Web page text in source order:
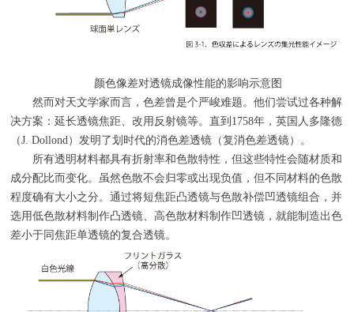
颜色像差对透镜成像性能的影响示意图
然而对天文学家而言，色差曾是个严峻难题。他们尝试过各种解
决方案：延长透镜焦距、改用反射镜等。直到 1758年，英国人多隆德
（J. Dollond ）发明了划时代的消色差透镜（复消色差透镜）。
所有透明材料都具有折射率和色散特性，但这些特性会随材质和
成分配比而变化。虽然色散不会归零或出现负值，但不同材料的色散
程度确有大小之分。通过将短焦距凸透镜与色散补偿凹透镜组合，并
选用低色散材料制作凸透镜、高色散材料制作凹透镜，就能制造出色
差小于同焦距单透镜的复合透镜。